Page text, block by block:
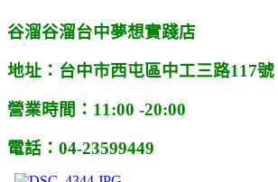
谷溜谷溜台中夢想實踐店
地址：台中市西屯區中工三路117號
營業時間：11:00 -20:00
電話：04-23599449